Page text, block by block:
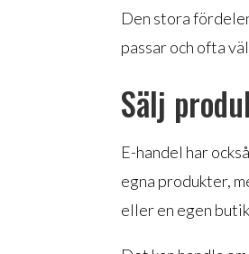
Den stora
passar och ofta
Sälj
E-handel har
egna produkter,
eller en egen